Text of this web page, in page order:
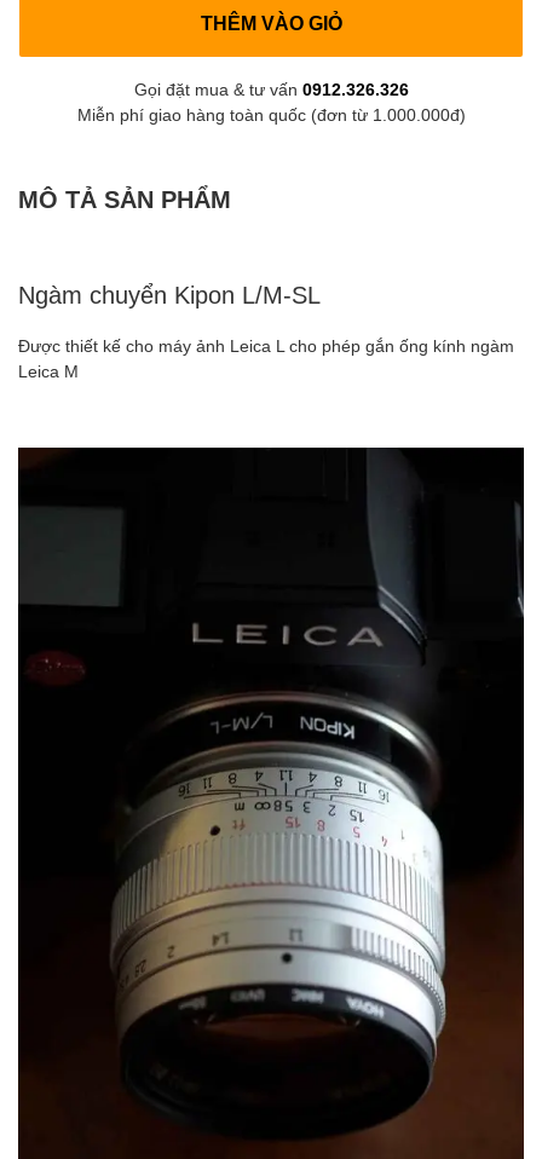
THÊM VÀO GIỎ
Gọi đặt mua & tư vấn 0912.326.326
Miễn phí giao hàng toàn quốc (đơn từ 1.000.000đ)
MÔ TẢ SẢN PHẨM
Ngàm chuyển Kipon L/M-SL
Được thiết kế cho máy ảnh Leica L cho phép gắn ống kính ngàm
Leica M